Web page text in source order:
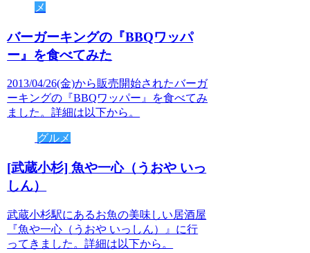
メ
バーガーキングの『BBQワッパ
ー』を食べてみた
2013/04/26(金)から販売開始されたバーガ
ーキングの『BBQワッパー』を食べてみ
ました。詳細は以下から。
グルメ
[武蔵小杉] 魚や一心（うおや いっ
しん）
武蔵小杉駅にあるお魚の美味しい居酒屋
『魚や一心（うおや いっしん）』に行
ってきました。詳細は以下から。